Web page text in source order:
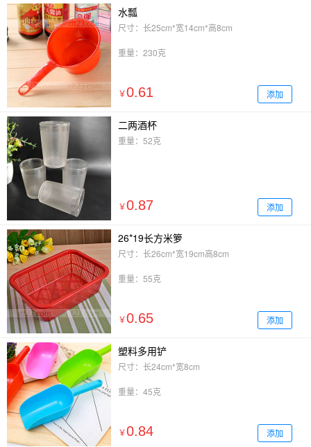
水瓢
尺寸：长25cm*宽14cm*高8cm
重量：230克
￥0.61 添加
二两酒杯
重量：52克
￥0.87 添加
26*19长方米箩
尺寸：长26cm*宽19cm高8cm
重量：55克
￥0.65 添加
塑料多用铲
尺寸：长24cm*宽8cm
重量：45克
￥0.84 添加